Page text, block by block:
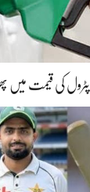
پٹرول کی قیمت میں